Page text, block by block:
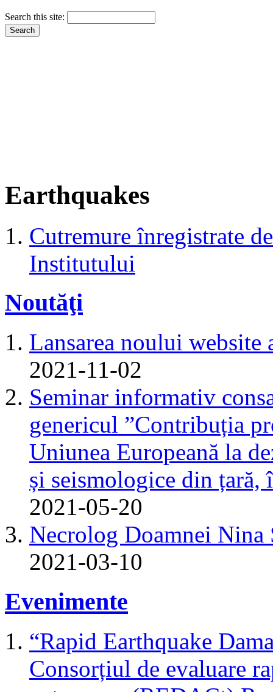
Search this site:
Earthquakes
Cutremure înregistrate
Institutului
Noutăţi
Lansarea noului website
2021-11-02
Seminar informativ
genericul ”Contribuția
Uniunea Europeană la
și seismologice din țară,
2021-05-20
Necrolog Doamnei
2021-03-10
Evenimente
“Rapid Earthquake
Consorțiul de evaluare